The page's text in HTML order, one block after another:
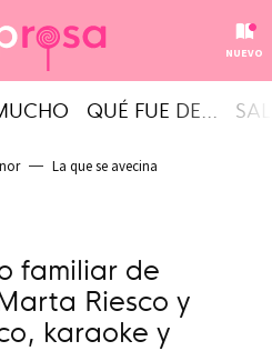
NUEVO
QUÉ FUE DE...
La que se avecina
familiar de
Riesco y
karaoke y